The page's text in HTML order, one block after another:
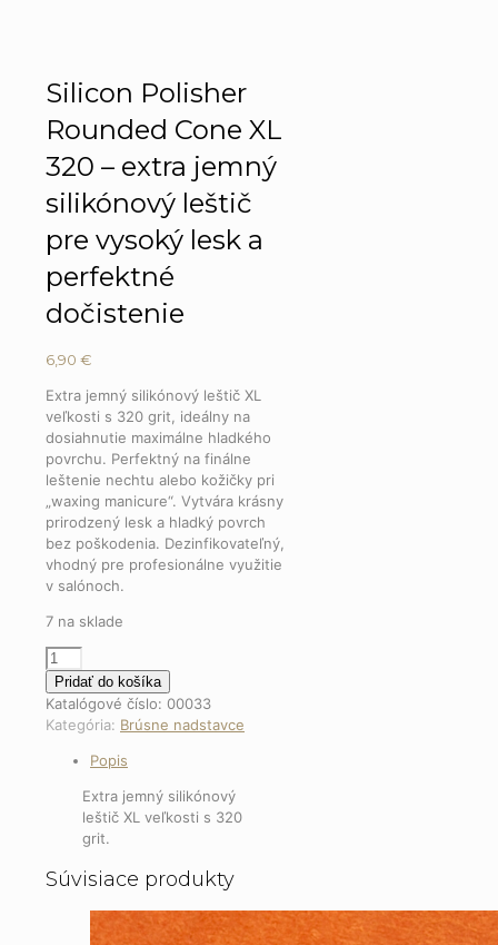
Silicon Polisher
Rounded Cone XL
320 – extra jemný
silikónový leštič
pre vysoký lesk a
perfektné
dočistenie
6,90 €
Extra jemný silikónový leštič XL
veľkosti s 320 grit, ideálny na
dosiahnutie maximálne hladkého
povrchu. Perfektný na finálne
leštenie nechtu alebo kožičky pri
„waxing manicure“. Vytvára krásny
prirodzený lesk a hladký povrch
bez poškodenia. Dezinfikovateľný,
vhodný pre profesionálne využitie
v salónoch.
7 na sklade
množstvo
Silicon
Polisher
Rounded
jemný
silikónový
leštič
vysoký
Pridať do košíka
Katalógové číslo: 00033
Kategória: Brúsne nadstavce
Popis
Extra jemný silikónový
leštič XL veľkosti s 320
grit.
Súvisiace produkty